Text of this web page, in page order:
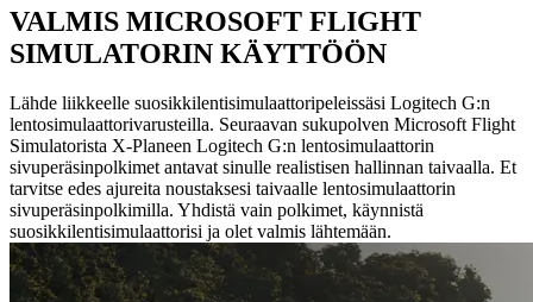
VALMIS MICROSOFT FLIGHT
SIMULATORIN KÄYTTÖÖN
Lähde liikkeelle suosikkilentisimulaattoripeleissäsi Logitech G:n
lentosimulaattorivarusteilla. Seuraavan sukupolven Microsoft Flight
Simulatorista X-Planeen Logitech G:n lentosimulaattorin
sivuperäsinpolkimet antavat sinulle realistisen hallinnan taivaalla. Et
tarvitse edes ajureita noustaksesi taivaalle lentosimulaattorin
sivuperäsinpolkimilla. Yhdistä vain polkimet, käynnistä
suosikkilentisimulaattorisi ja olet valmis lähtemään.